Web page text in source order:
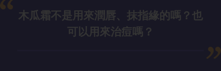
木瓜霜不是用 來潤唇、抹指緣的嗎？也
可以用來治痘嗎？